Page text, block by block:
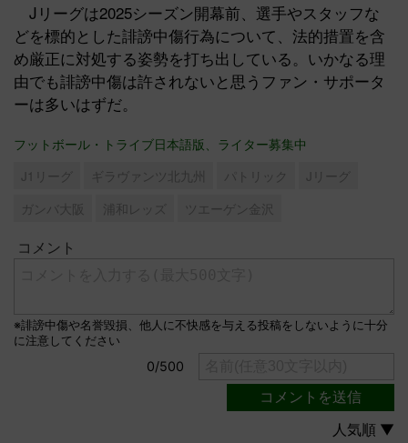
Jリーグは2025シーズン開幕前、選手やスタッフな
どを標的とした誹謗中傷行為について、法的措置を含
め厳正に対処する姿勢を打ち出している。いかなる理
由でも誹謗中傷は許されないと思うファン・サポータ
ーは多いはずだ。
フットボール・トライブ日本語版、ライター募集中
J1リーグ ギラヴァンツ北九州 パトリック
Jリーグ
ガンバ大阪
浦和レッズ ツエーゲン金沢